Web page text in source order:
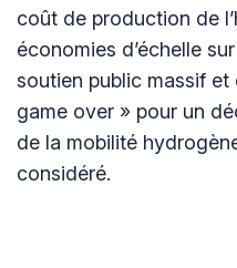
coût de production de
économies d’échelle
soutien public massif et
game over » pour un
de la mobilité
considéré.